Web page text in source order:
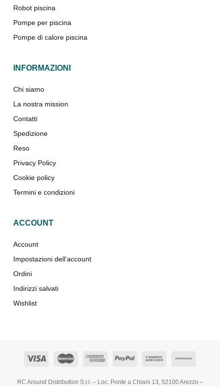
Robot piscina
Pompe per piscina
Pompe di calore piscina
INFORMAZIONI
Chi siamo
La nostra mission
Contatti
Spedizione
Reso
Privacy Policy
Cookie policy
Termini e condizioni
ACCOUNT
Account
Impostazioni dell’account
Ordini
Indirizzi salvati
Wishlist
RC Around Distribution S.r.l. – Loc. Ponte a Chiani 13, 52100 Arezzo –